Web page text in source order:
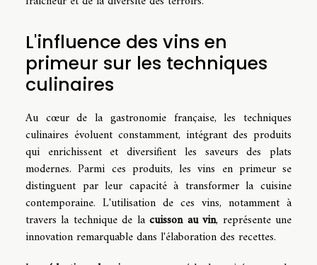
L'influence des vins en
primeur sur les techniques
culinaires
Au cœur de la gastronomie française, les techniques
culinaires évoluent constamment, intégrant des produits
qui enrichissent et diversifient les saveurs des plats
modernes. Parmi ces produits, les vins en primeur se
distinguent par leur capacité à transformer la cuisine
contemporaine. L'utilisation de ces vins, notamment à
travers la technique de lacuisson au vin, représente une
innovation remarquable dans l'élaboration des recettes.